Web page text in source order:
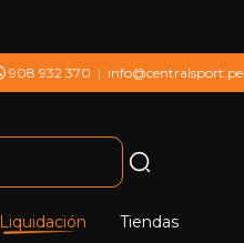
908 932 370 | info@centralsport.pe
Liquidación Tiendas